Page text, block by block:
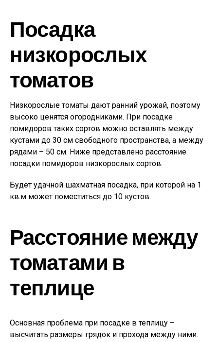
Посадка
низкорослых
томатов
Низкорослые томаты дают ранний урожай, поэтому
высоко ценятся огородниками. При посадке
помидоров таких сортов можно оставлять между
кустами до 30 см свободного пространства, а между
рядами – 50 см. Ниже представлено расстояние
посадки помидоров низкорослых сортов.
Будет удачной шахматная посадка, при которой на 1
кв.м может поместиться до 10 кустов.
Расстояние между
томатами в
теплице
Основная проблема при посадке в теплицу –
высчитать размеры грядок и прохода между ними.